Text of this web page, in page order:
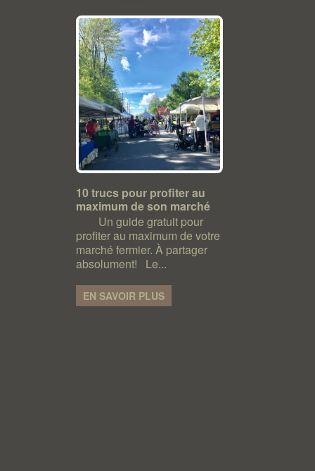
10 trucs pour profiter au
maximum de son marché
Un guide gratuit pour
profiter au maximum de votre
marché fermier. À partager
absolument! Le...
EN SAVOIR PLUS